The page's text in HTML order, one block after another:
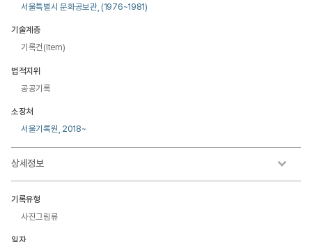
서울특별시 문화공보관, (1976~1981)
기술계층
기록건(Item)
법적지위
공공기록
소장처
서울기록원, 2018~
상세정보
기록유형
사진그림류
일자